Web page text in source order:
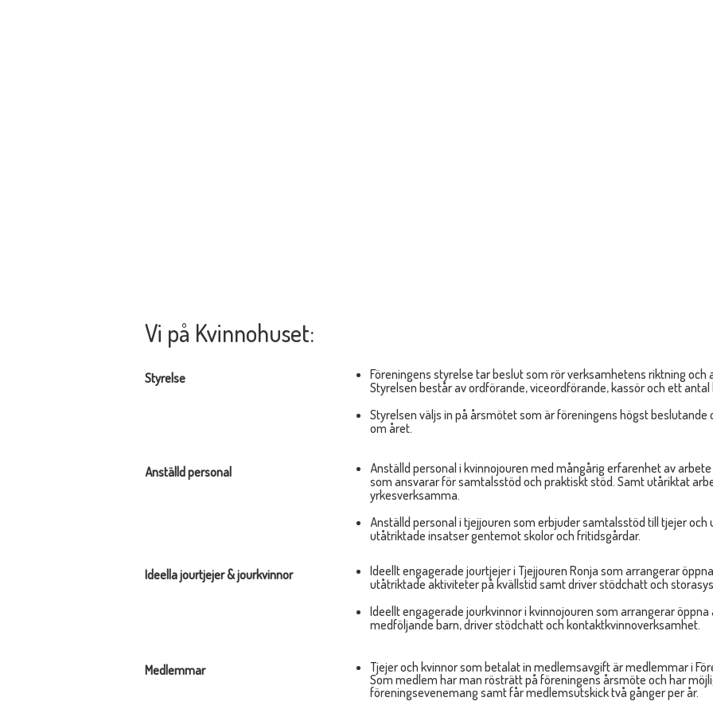
Vi på Kvinnohuset:
Styrelse
Föreningens styrelse tar beslut som rör verksamhetens riktning och
Styrelsen består av ordförande, viceordförande, kassör och ett
Styrelsen väljs in på årsmötet som är föreningens högst beslutande
om året.
Anställd personal
Anställd personal i kvinnojouren med mångårig erfarenhet av
som ansvarar för samtalsstöd och praktiskt stöd. Samt utåriktat
yrkesverksamma.
Anställd personal i tjejjouren som erbjuder samtalsstöd till tjejer och
utåtriktade insatser gentemot skolor och fritidsgårdar.
Ideella jourtjejer & jourkvinnor
Ideellt engagerade jourtjejer i Tjejjouren Ronja som arrangerar
utåtriktade aktiviteter på kvällstid samt driver stödchatt och
Ideellt engagerade jourkvinnor i kvinnojouren som arrangerar
medföljande barn, driver stödchatt och kontaktkvinnoverksamhet.
Medlemmar
Tjejer och kvinnor som betalat in medlemsavgift är medlemmar i
Som medlem har man rösträtt på föreningens årsmöte och har
föreningsevenemang samt får medlemsutskick två gånger per år.